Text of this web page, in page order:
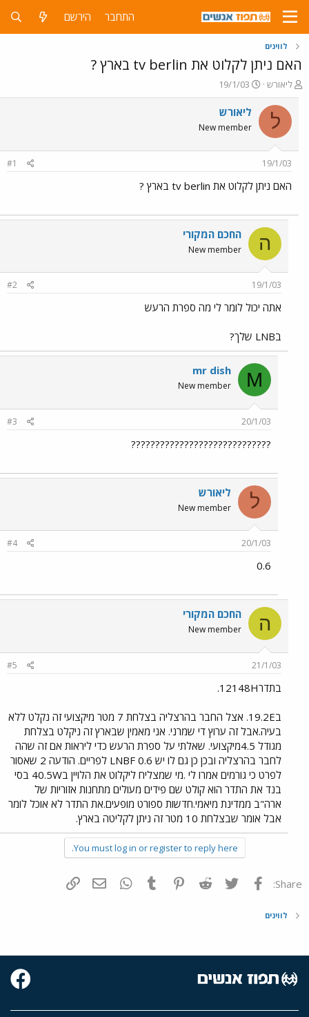
התחבר הירשם
לווינים
האם ניתן לקלוט את tv berlin בארץ ?
פ
ו
ת
ח
ה
ש
א
ליאורש
פ
ו
ר
ם
ר
19/1/03
ל ליאורש
New member
19/1/03
#1
האם ניתן לקלוט את tv berlin בארץ ?
ה החכם המקורי
New member
19/1/03
#2
אתה יכול לומר לי מה ספרת הרעש
בLNB שלך?
M
mr dish
New member
20/1/03
#3
?????????????????????????????
ל ליאורש
New member
20/1/03
#4
0.6
ה החכם המקורי
New member
21/1/03
#5
בתדר12148H.
ב19.2E. אצל החבר בהרצליה בצלחת 7 מטר מיקצועי זה נקלט ללא
בעיה.אבל זה ערוץ די שמרני. אני מאמין שבארץ זה ניקלט בצלחת
מגודל 4.5מיקצועי. שאלתי על ספרת הרעש כדי ליראות אם זה שהה
לחבר בהרצליה ובכן כן גם לו יש LNBF 0.6 לפריים. הודעה 2 שאסור
לפרט כי גורמים אמרו לי .מי שמצליח ליקלוט את הלויין ב40.5W בסי
בנד את התדר הוא קולט שם פידים מעולים מתחנות אזוריות של
ארה"ב ממדינת מיאמי.חדשות ספורט מופעים.את התדר לא אוכל לומר
אבל אומר שבצלחת 10 מטר זה ניתן לקליטה בארץ.
You must log in or register to reply here.
Share: פייסבוק Twitter
Reddit
Pinterest
Tumblr
WhatsAppדואר אלקטרוני
לווינים